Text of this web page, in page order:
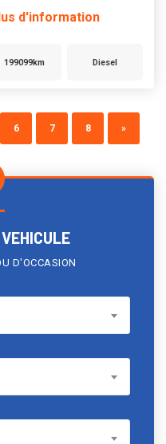
d'information
199099km Diesel
6 7 8 »
D'OCCASION